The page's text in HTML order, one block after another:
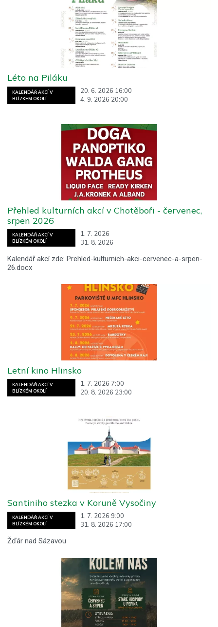
KALENDÁŘ AKCÍ V
BLÍZKÉM OKOLÍ
20. 6. 2026 16:00
4. 9. 2026 20:00
Léto na Piláku
KALENDÁŘ AKCÍ V
BLÍZKÉM OKOLÍ
1. 7. 2026
31. 8. 2026
Přehled kulturních akcí v Chotěboři - červenec,
srpen 2026
Kalendář akcí zde: Prehled-kulturnich-akci-cervenec-a-srpen-
26.docx
KALENDÁŘ AKCÍ V
BLÍZKÉM OKOLÍ
1. 7. 2026 7:00
20. 8. 2026 23:00
Letní kino Hlinsko
KALENDÁŘ AKCÍ V
BLÍZKÉM OKOLÍ
1. 7. 2026 9:00
31. 8. 2026 17:00
Santiniho stezka v Koruně Vysočiny
Žďár nad Sázavou